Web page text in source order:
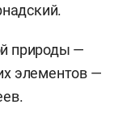
природы —
элементов —